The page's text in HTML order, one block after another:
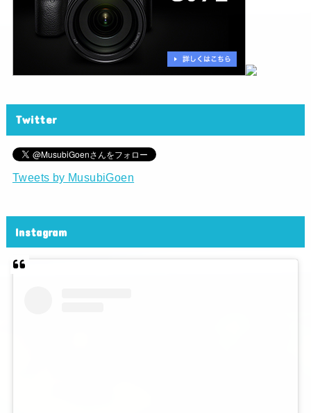
Twitter
Tweets by MusubiGoen
Instagram